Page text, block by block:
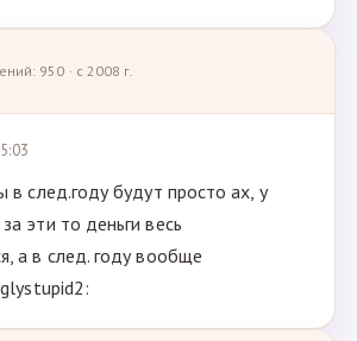
950 · с 2008 г.
в след.году будут просто ах, у
эти то деньги весь
а в след. году вообще